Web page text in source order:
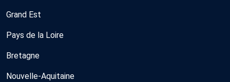
Grand Est
Pays de la Loire
Bretagne
Nouvelle-Aquitaine